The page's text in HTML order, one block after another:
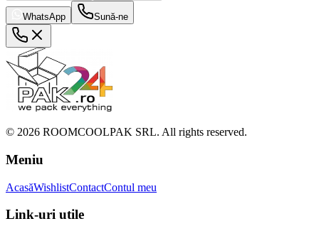
WhatsApp Sună-ne
© 2026 ROOMCOOLPAK SRL. All rights reserved.
Meniu
AcasăWishlistContactContul meu
Link-uri utile